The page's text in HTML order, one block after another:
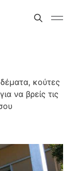
δέματα, κούτες
να βρείς τις